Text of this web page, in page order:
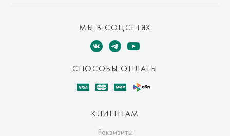
МЫ В СОЦСЕТЯХ
СПОСОБЫ ОПЛАТЫ
КЛИЕНТАМ
Реквизиты